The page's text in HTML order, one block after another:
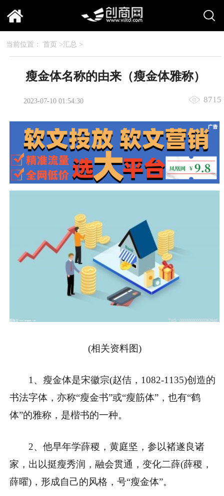
当前位置： 首页 >汇总 >
瘦金体名称的由来（瘦金体雅称）
2023-07-10 01:54:30 8715
(相关资料图)
1、瘦金体是宋徽宗(赵佶，1082-1135)创造的
书法字体，亦称“瘦金书”或“瘦筋体”，也有“鹤
体”的雅称，是楷书的一种。
2、他早年学薛稷，黄庭坚，参以褚遂良诸
家，出以挺瘦秀润，融会贯通，变化二薛(薛稷，
薛曜)，形成自己的风格，号“瘦金体”。